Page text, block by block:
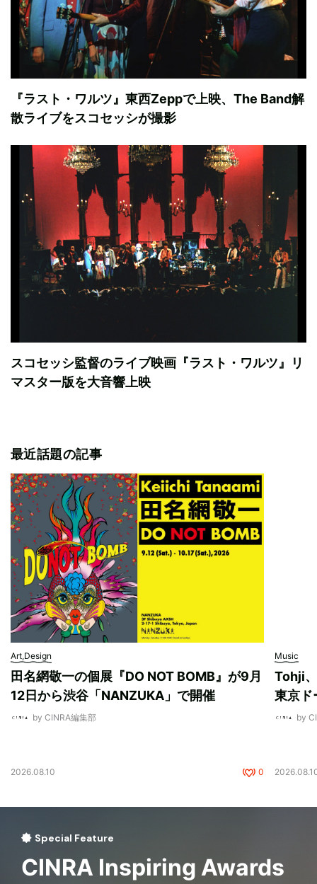
『ラスト・ワルツ』東西Zeppで上映、The Band解
散ライブをスコセッシが撮影
スコセッシ監督のライブ映画『ラスト・ワルツ』リ
マスター版を大音響上映
最近話題の記事
Art,Design
田名網敬一の個展『DO NOT BOMB』が9月
12日から渋谷「NANZUKA」で開催
by CINRA編集部
2026.08.10 0
Music
Tohji
東京ド
by
Special Feature
CINRA Inspiring Awards